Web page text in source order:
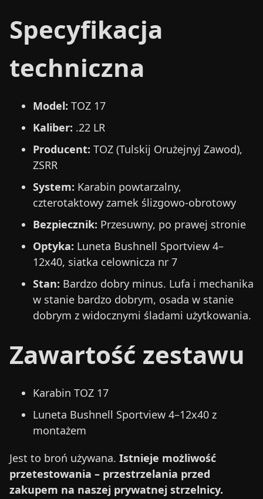
Specyfikacja
techniczna
Model: TOZ 17
Kaliber: .22 LR
Producent: TOZ (Tulskij Orużejnyj Zawod),
ZSRR
System: Karabin powtarzalny,
czterotaktowy zamek ślizgowo-obrotowy
Bezpiecznik: Przesuwny, po prawej stronie
Optyka: Luneta Bushnell Sportview 4–
12x40, siatka celownicza nr 7
Stan: Bardzo dobry minus. Lufa i mechanika
w stanie bardzo dobrym, osada w stanie
dobrym z widocznymi śladami użytkowania.
Zawartość zestawu
Karabin TOZ 17
Luneta Bushnell Sportview 4–12x40 z
montażem
Jest to broń używana. Istnieje możliwość
przetestowania – przestrzelania przed
zakupem na naszej prywatnej strzelnicy.